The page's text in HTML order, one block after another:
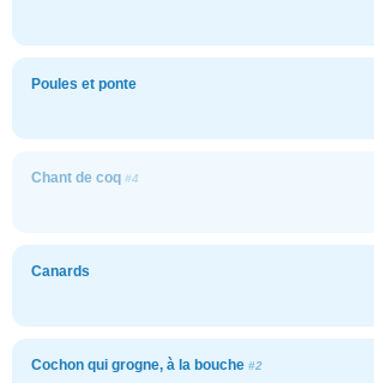
Poules et ponte
Chant de coq #4
Canards
Cochon qui grogne, à la bouche #2